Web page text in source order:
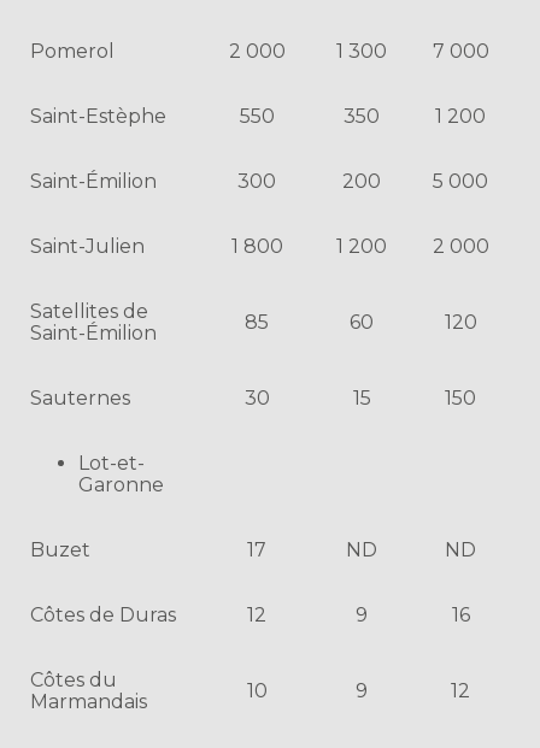
Pomerol 2 000 1 300 7 000
Saint-Estèphe 550 350 1 200
Saint-Émilion 300 200 5 000
Saint-Julien 1 800 1 200 2 000
Satellites de
Saint-Émilion
85 60 120
Sauternes 30 15 150
Lot-et-
Garonne
Buzet 17 ND ND
Côtes de Duras 12 9 16
Côtes du
Marmandais
10 9 12